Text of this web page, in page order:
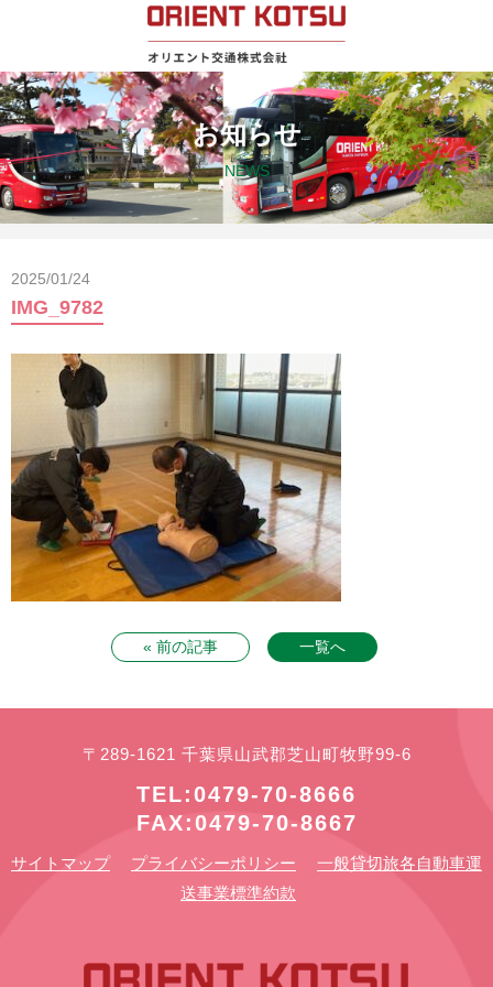
お知らせ
NEWS
2025/01/24
IMG_9782
« 前の記事 一覧へ
〒289-1621 千葉県山武郡芝山町牧野99-6
TEL:0479-70-8666
FAX:0479-70-8667
サイトマップ プライバシーポリシー
一般貸切旅各自動車運
送事業標準約款